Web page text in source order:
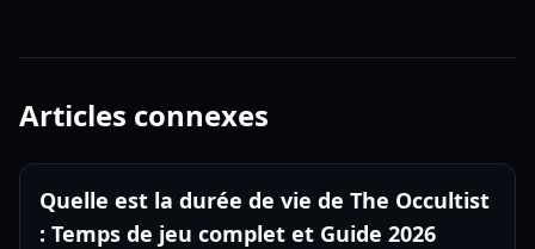
Articles connexes
Quelle est la durée de vie de The Occultist
: Temps de jeu complet et Guide 2026